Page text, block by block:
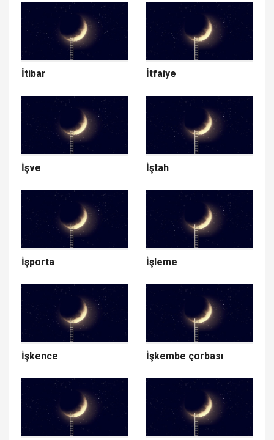
İtibar İtfaiye
İşve İştah
İşporta İşleme
İşkence İşkembe çorbası